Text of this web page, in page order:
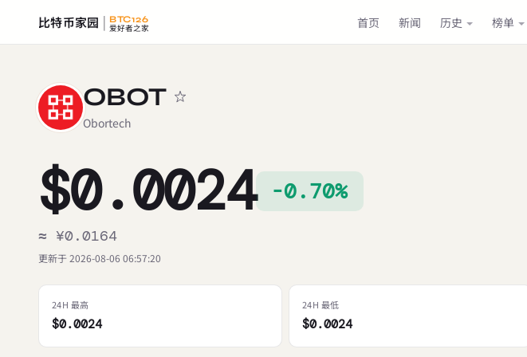
比特币家园
BTC126
爱好者之家
首页 新闻 历史 榜单
OBOT
Obortech
$0.0024 -0.70%
≈ ¥0.0164
更新于 2026-08-06 06:57:20
24H 最高
$0.0024
24H 最低
$0.0024